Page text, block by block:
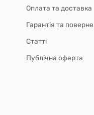
Оплата та доставка
Гарантія та
Статті
Публічна оферта